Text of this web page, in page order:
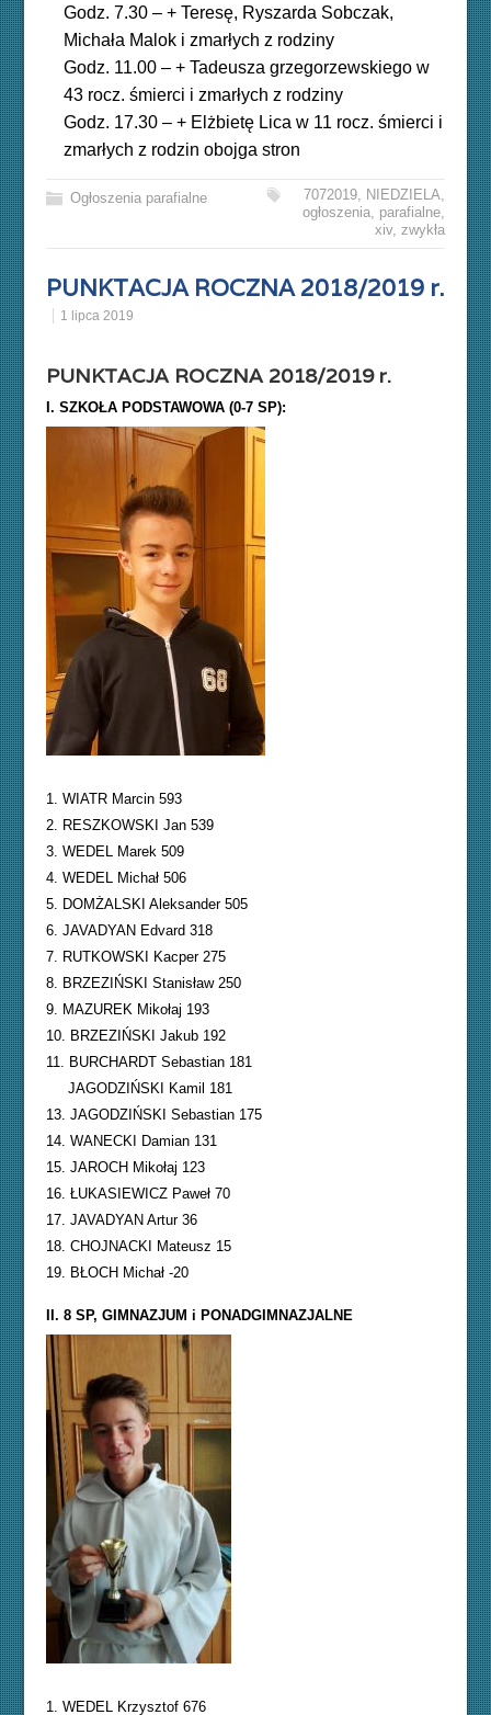
Godz. 7.30 – + Teresę, Ryszarda Sobczak,
Michała Malok i zmarłych z rodziny
Godz. 11.00 – + Tadeusza grzegorzewskiego w
43 rocz. śmierci i zmarłych z rodziny
Godz. 17.30 – + Elżbietę Lica w 11 rocz. śmierci i
zmarłych z rodzin obojga stron
Ogłoszenia parafialne 7072019, NIEDZIELA,
ogłoszenia, parafialne,
xiv, zwykła
PUNKTACJA ROCZNA 2018/2019 r.
1 lipca 2019
PUNKTACJA ROCZNA 2018/2019 r.
I. SZKOŁA PODSTAWOWA (0-7 SP):
1. WIATR Marcin 593
2. RESZKOWSKI Jan 539
3. WEDEL Marek 509
4. WEDEL Michał 506
5. DOMŻALSKI Aleksander 505
6. JAVADYAN Edvard 318
7. RUTKOWSKI Kacper 275
8. BRZEZIŃSKI Stanisław 250
9. MAZUREK Mikołaj 193
10. BRZEZIŃSKI Jakub 192
11. BURCHARDT Sebastian 181
JAGODZIŃSKI Kamil 181
13. JAGODZIŃSKI Sebastian 175
14. WANECKI Damian 131
15. JAROCH Mikołaj 123
16. ŁUKASIEWICZ Paweł 70
17. JAVADYAN Artur 36
18. CHOJNACKI Mateusz 15
19. BŁOCH Michał -20
II. 8 SP, GIMNAZJUM i PONADGIMNAZJALNE
1. WEDEL Krzysztof 676